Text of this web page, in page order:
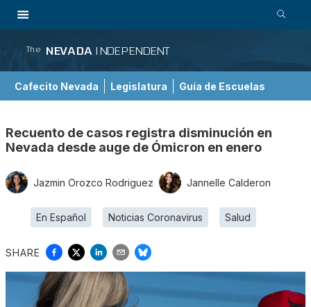
The NEVADA INDEPENDENT
Cafecito Nevada Legislatura Guía de Escuelas
Recuento de casos registra disminución en
Nevada desde auge de Ómicron en enero
Jazmin Orozco Rodriguez Jannelle Calderon
En Español Noticias Coronavirus Salud
SHARE